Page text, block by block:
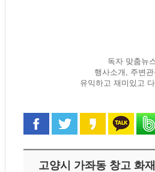
독자 맞춤뉴
행사소개, 주변
유익하고 재미있고
페이스북으로 공유
트위터로 공유카카오 스토
카카
고양시 가좌동 창고 화